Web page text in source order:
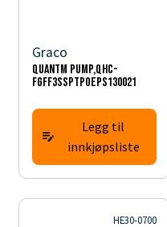
Graco
QUANTM PUMP,QHC-
FGFF3SSPTPOEPS130021
Legg til
innkjøpsliste
HE30-0700